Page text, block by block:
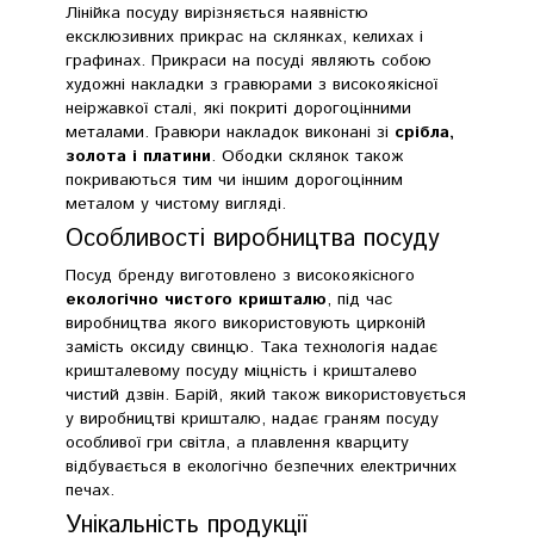
Лінійка посуду вирізняється наявністю
ексклюзивних прикрас на склянках, келихах і
графинах. Прикраси на посуді являють собою
художні накладки з гравюрами з високоякісної
неіржавкої сталі, які покриті дорогоцінними
металами. Гравюри накладок виконані зі срібла,
золота і платини. Ободки склянок також
покриваються тим чи іншим дорогоцінним
металом у чистому вигляді.
Особливості виробництва посуду
Посуд бренду виготовлено з високоякісного
екологічно чистого кришталю, під час
виробництва якого використовують цирконій
замість оксиду свинцю. Така технологія надає
кришталевому посуду міцність і кришталево
чистий дзвін. Барій, який також використовується
у виробництві кришталю, надає граням посуду
особливої гри світла, а плавлення кварциту
відбувається в екологічно безпечних електричних
печах.
Унікальність продукції